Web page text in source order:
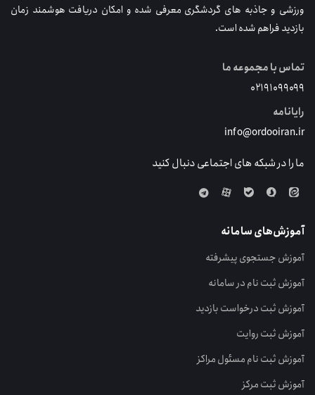
ورزشی و جاذبه های گردشگری معرفی شده و امکان دریافت هوشمند زمان
بازدید فراهم شده است.
تماس با مجموعه ما
۰۲۱۹۱۰۹۹۰۹۹
رایانامه
info@ordooiran.ir
ما را در شبکه های اجتماعی دنبال کنید
آموزش‌های سامانه
آموزش جستجوی پیشرفته
آموزش ثبت نام در سامانه
آموزش ثبت درخواست بازدید
آموزش ثبت روایت
آموزش ثبت نام مسئول مراکز
آموزش ثبت مرکز